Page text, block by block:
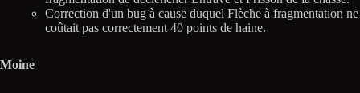
Correction d'un bug à cause duquel Flèche à fragmentation ne
coûtait pas correctement 40 points de haine.
Moine